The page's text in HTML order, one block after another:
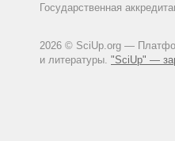
Государственная
2026 © SciUp.org —
и литературы. "SciUp" —